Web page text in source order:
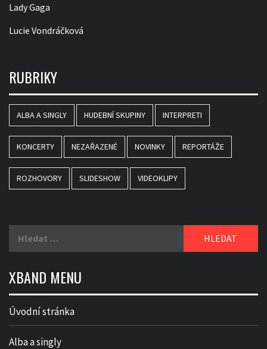
Lady Gaga
Lucie Vondráčková
RUBRIKY
ALBA A SINGLY HUDEBNÍ SKUPINY INTERPRETI
KONCERTY NEZAŘAZENÉ NOVINKY REPORTÁŽE
ROZHOVORY SLIDESHOW VIDEOKLIPY
XBAND MENU
Úvodní stránka
Alba a singly